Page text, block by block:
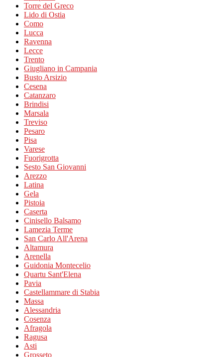
Torre del Greco
Lido di Ostia
Como
Lucca
Ravenna
Lecce
Trento
Giugliano in Campania
Busto Arsizio
Cesena
Catanzaro
Brindisi
Marsala
Treviso
Pesaro
Pisa
Varese
Fuorigrotta
Sesto San Giovanni
Arezzo
Latina
Gela
Pistoia
Caserta
Cinisello Balsamo
Lamezia Terme
San Carlo All'Arena
Altamura
Arenella
Guidonia Montecelio
Quartu Sant'Elena
Pavia
Castellammare di Stabia
Massa
Alessandria
Cosenza
Afragola
Ragusa
Asti
Grosseto